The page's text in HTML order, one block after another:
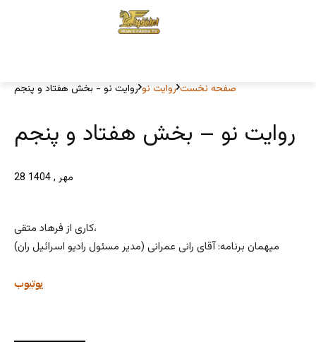
صفحه نخست روایت نو روایت نو - بخش هفتاد و پنجم
روایت نو – بخش هفتاد و پنجم
28 مهر , 1404
کاری از فرهاد متقی،
میهمان برنامه: آقای رانی عمرانی (مدیر مسئول رادیو اسرائیل ران)
یوتیوب